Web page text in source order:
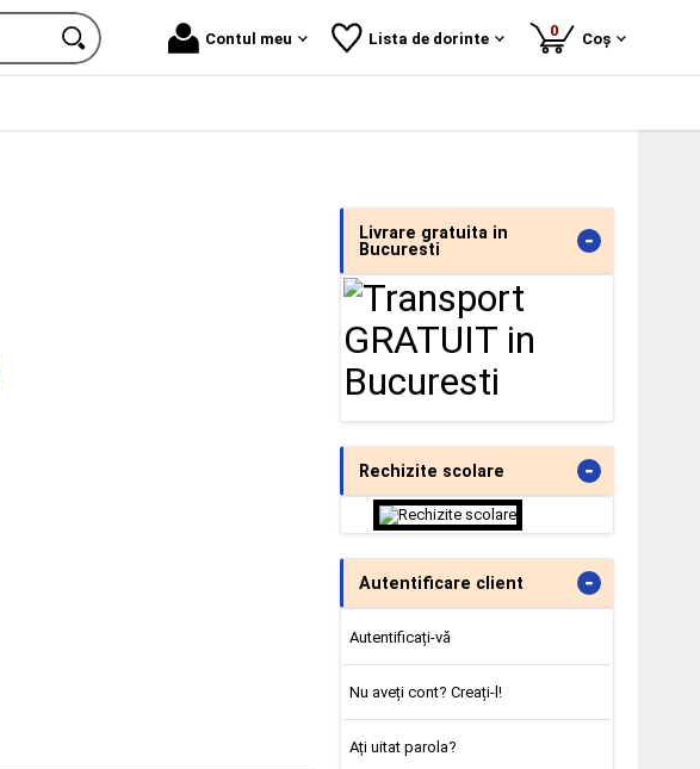
Contul meu Lista de dorinte 0produse
Coș
Livrare gratuita in
Bucuresti
-
Rechizite scolare -
Autentificare client -
Autentificați-vă
Nu aveți cont? Creați-l!
Ați uitat parola?